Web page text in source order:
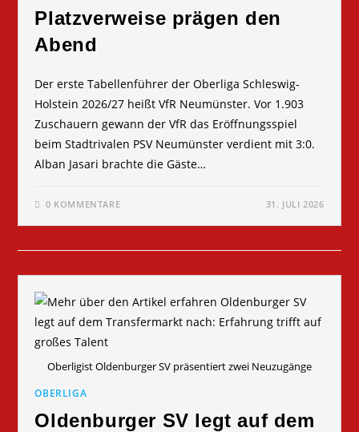
Platzverweise prägen den
Abend
Der erste Tabellenführer der Oberliga Schleswig-
Holstein 2026/27 heißt VfR Neumünster. Vor 1.903
Zuschauern gewann der VfR das Eröffnungsspiel
beim Stadtrivalen PSV Neumünster verdient mit 3:0.
Alban Jasari brachte die Gäste…
0 KOMMENTARE 31. JULI 2026
Oberligist Oldenburger SV präsentiert zwei Neuzugänge
OBERLIGA
Oldenburger SV legt auf dem